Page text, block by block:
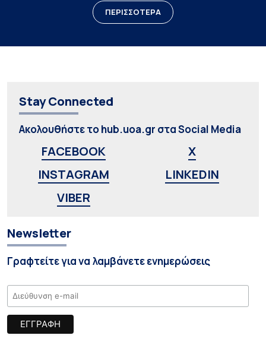
ΠΕΡΙΣΣΟΤΕΡΑ
Stay Connected
Ακολουθήστε το hub.uoa.gr στα Social Media
FACEBOOK
X
INSTAGRAM
LINKEDIN
VIBER
Newsletter
Γραφτείτε για να λαμβάνετε ενημερώσεις